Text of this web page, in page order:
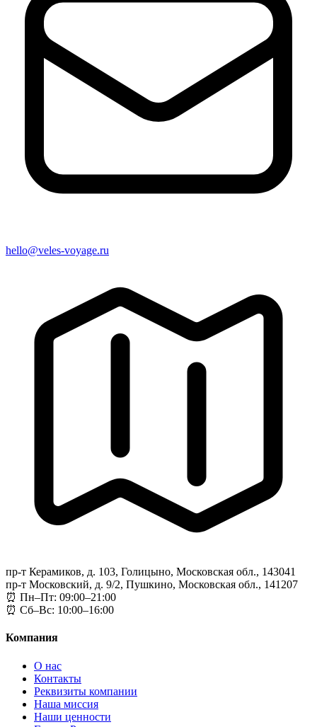
hello@veles-voyage.ru
пр-т Керамиков, д. 103, Голицыно, Московская обл., 143041
пр-т Московский, д. 9/2, Пушкино, Московская обл., 141207
⏰ Пн–Пт: 09:00–21:00
⏰ Сб–Вс: 10:00–16:00
Компания
О нас
Контакты
Реквизиты компании
Наша миссия
Наши ценности